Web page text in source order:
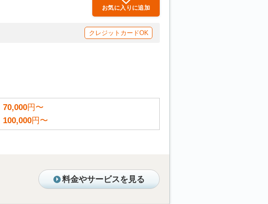
お気に入りに追加
クレジットカードOK
70,000円〜
100,000円〜
料金やサービスを見る